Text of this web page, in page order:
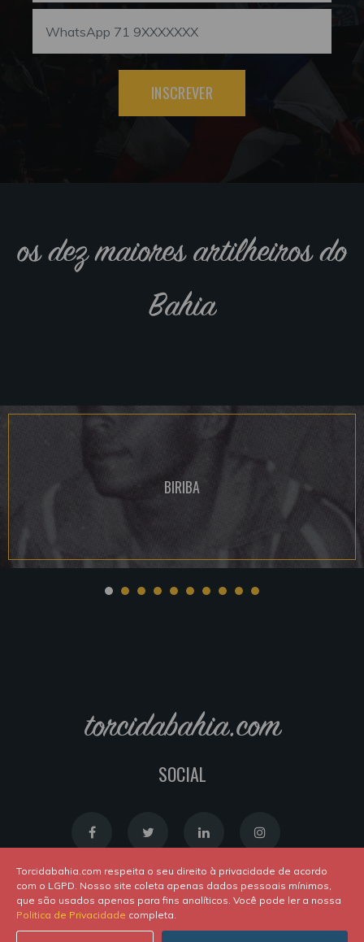
INSCREVER
os dez maiores artilheiros do
Bahia
BIRIBA
torcidabahia.com
SOCIAL
Política de Cookies|Política de Privacidade
Powered byNewton Duarte. ALl rights reserved © 2020
Torcidabahia.com respeita o seu direito à privacidade de acordo
com o LGPD. Nosso site coleta apenas dados pessoais mínimos,
que são usados apenas para fins analíticos. Você pode ler a nossa
Politica de Privacidade completa.